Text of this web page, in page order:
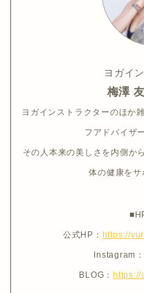
ヨガイ
梅澤
ヨガインストラクターのほか
フアドバイザ
その人本来の美しさを内側か
体の健康をサ
公式HP： https://
Instagram：
BLOG：